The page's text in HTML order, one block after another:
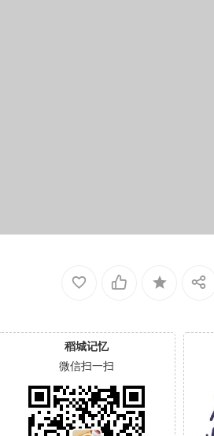
稻城记忆
微信扫一扫